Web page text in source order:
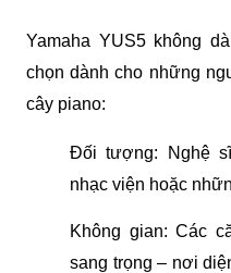
Yamaha YUS5 không
chọn dành cho những
cây piano:
Đối tượng: Nghệ
nhạc viện hoặc
Không gian: Các
sang trọng – nơi